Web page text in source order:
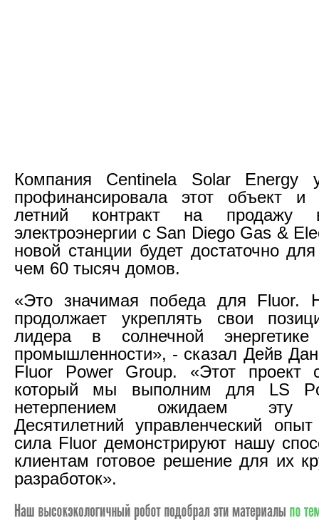
Компания Centinela Solar Energy
профинансировала этот объект и
летний контракт на продажу
электроэнергии с San Diego Gas &
новой станции будет достаточно
чем 60 тысяч домов.
«Это значимая победа для Fluor.
продолжает укреплять свои
лидера в солнечной
промышленности», - сказал Дейв
Fluor Power Group. «Этот проект
который мы выполним для LS
нетерпением ожидаем эту
Десятилетний управленческий
сила Fluor демонстрируют нашу
клиентам готовое решение для их
разработок».